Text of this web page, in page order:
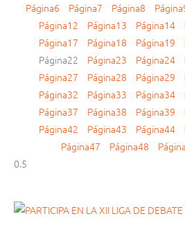
Página6 Página7 Página8 Página
Página12 Página13 Página14
Página17 Página18 Página19
Página22 Página23 Página24
Página27 Página28 Página29
Página32 Página33 Página34
Página37 Página38 Página39
Página42 Página43 Página44
Página47 Página48 Página